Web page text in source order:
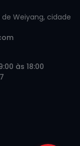
Weiyang, cidade
às 18:00